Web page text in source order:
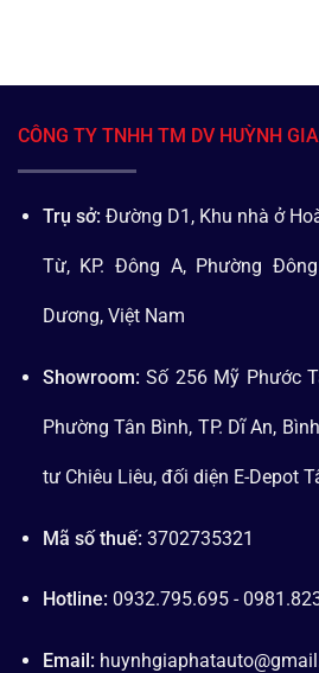
CÔNG TY TNHH TM DV HUỲNH
Trụ sở: Đường D1, Khu nhà ở
Từ, KP. Đông A, Phường
Dương, Việt Nam
Showroom: Số 256 Mỹ Phước
Phường Tân Bình, TP. Dĩ An,
tư Chiêu Liêu, đối diện E-Depot
Mã số thuế: 3702735321
Hotline: 0932.795.695 -
Email: